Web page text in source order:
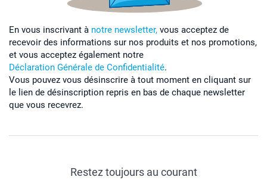
En vous inscrivant à notre newsletter, vous acceptez de
recevoir des informations sur nos produits et nos promotions,
et vous acceptez également notre
Déclaration Générale de Confidentialité.
Vous pouvez vous désinscrire à tout moment en cliquant sur
le lien de désinscription repris en bas de chaque newsletter
que vous recevrez.
Restez toujours au courant